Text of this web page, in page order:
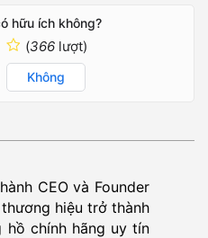
hữu ích không?
(366lượt)
Không
CEO và Founder
hiệu trở thành
hồ chính hãng uy tín